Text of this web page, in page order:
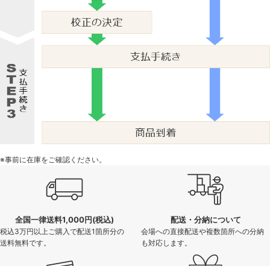
※事前に在庫をご確認ください。
全国一律送料1,000円(税込)
税込3万円以上ご購入で配送1箇所分の
送料無料です。
配送・分納について
会場への直接配送や複数箇所への分納
も対応します。